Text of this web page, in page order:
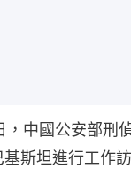
中國公安部刑
斯坦進行工作